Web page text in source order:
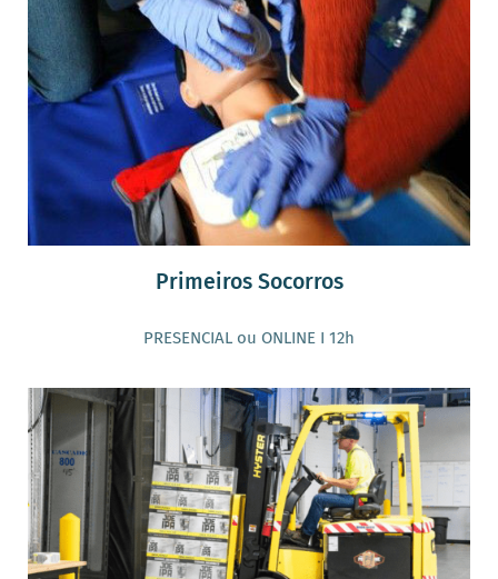
Primeiros Socorros
PRESENCIAL ou ONLINE I 12h